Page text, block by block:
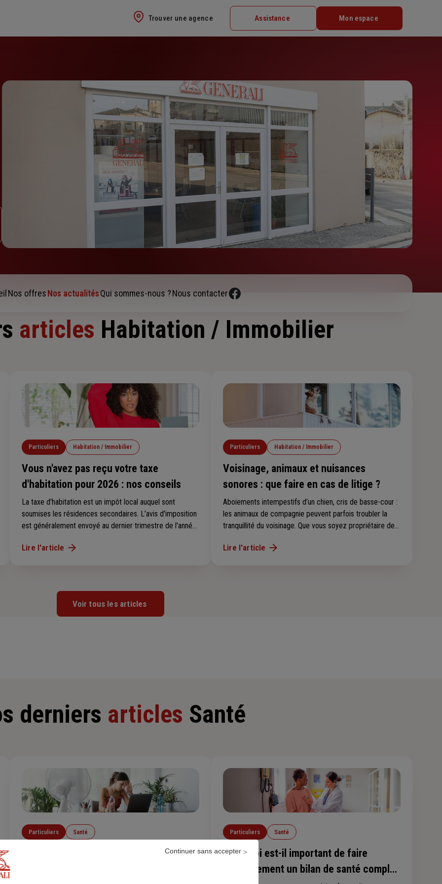
Trouver une agence Assistance Mon espace
Nos offresNos actualitésQui sommes-nous ?Nous contacter
articles Habitation / Immobilier
Particuliers Habitation / Immobilier
Vous n'avez pas reçu votre taxe
d'habitation pour 2026 : nos conseils
La taxe d'habitation est un impôt local auquel sont
soumises les résidences secondaires. L’avis d'imposition
est généralement envoyé au dernier trimestre de l'année.
si vous êtes concerné par cette taxe en 2025 et pour
Lire l'article
Particuliers Habitation / Immobilier
Voisinage, animaux et nuisances
sonores : que faire en cas de litige ?
Aboiements intempestifs d’un chien, cris de basse-cour :
les animaux de compagnie peuvent parfois troubler la
tranquillité du voisinage. Que vous soyez propriétaire de
précises et des démarches à connaître pour prévenir, ou
Lire l'article
Voir tous les articles
derniers articles Santé
Particuliers Santé
Comment supporter la chaleur en cas de
Particuliers Santé
Pourquoi est-il important de faire
régulièrement un bilan de santé complet
Continuer sans accepter